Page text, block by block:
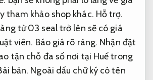
tham khảo shop khác. Hỗ trợ.
từ 03 seal trở lên sẽ có giá
viên. Báo giá rõ ràng. Nhận đặt
tận chỗ đa số nơi tại Huế trong
bản. Ngoài dấu chữ ký có tên